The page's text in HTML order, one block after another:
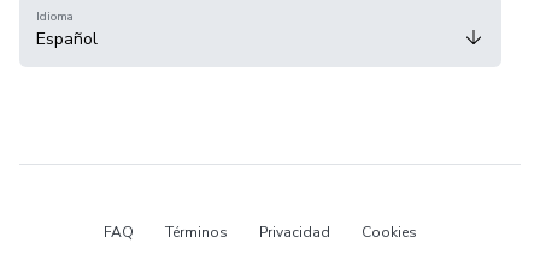
Idioma
Español
FAQ Términos Privacidad Cookies